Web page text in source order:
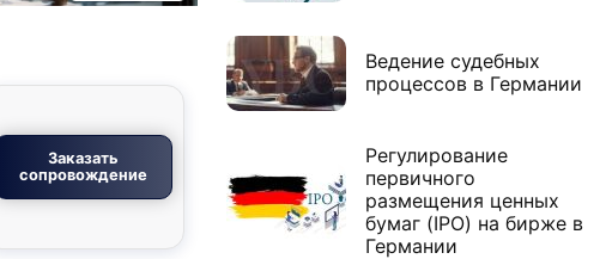
Заказать
сопровождение
Ведение судебных
процессов в Германии
Регулирование
первичного
размещения ценных
бумаг (IPO) на бирже в
Германии